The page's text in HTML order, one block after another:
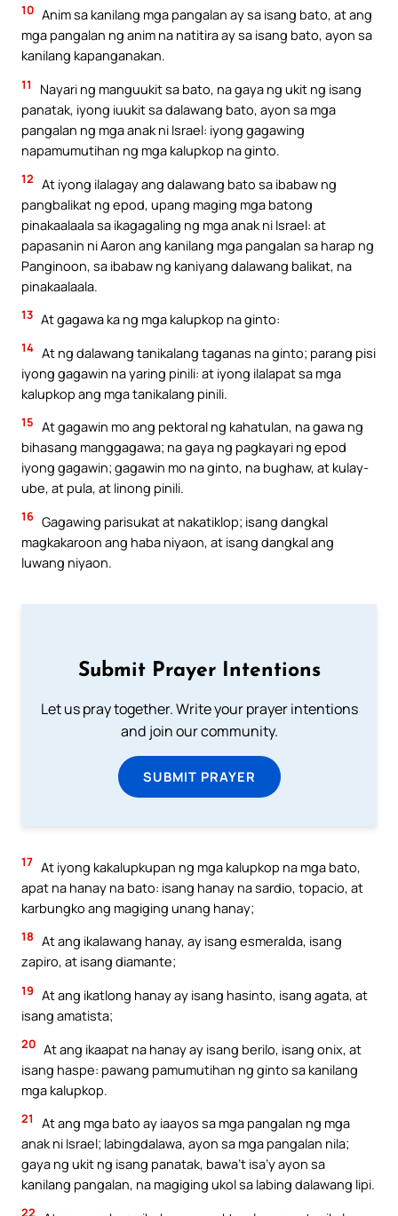
10 Anim sa kanilang mga pangalan ay sa isang bato, at ang
mga pangalan ng anim na natitira ay sa isang bato, ayon sa
kanilang kapanganakan.
11
Nayari ng manguukit sa bato, na gaya ng ukit ng isang
panatak, iyong iuukit sa dalawang bato, ayon sa mga
pangalan ng mga anak ni Israel: iyong gagawing
napamumutihan ng mga kalupkop na ginto.
12 At iyong ilalagay ang dalawang bato sa ibabaw ng
pangbalikat ng epod, upang maging mga batong
pinakaalaala sa ikagagaling ng mga anak ni Israel: at
papasanin ni Aaron ang kanilang mga pangalan sa harap ng
Panginoon, sa ibabaw ng kaniyang dalawang balikat, na
pinakaalaala.
13 At gagawa ka ng mga kalupkop na ginto:
14 At ng dalawang tanikalang taganas na ginto; parang pisi
iyong gagawin na yaring pinili: at iyong ilalapat sa mga
kalupkop ang mga tanikalang pinili.
15 At gagawin mo ang pektoral ng kahatulan, na gawa ng
bihasang manggagawa; na gaya ng pagkayari ng epod
iyong gagawin; gagawin mo na ginto, na bughaw, at kulay-
ube, at pula, at linong pinili.
16 Gagawing parisukat at nakatiklop; isang dangkal
magkakaroon ang haba niyaon, at isang dangkal ang
luwang niyaon.
Submit Prayer Intentions
Let us pray together. Write your prayer intentions
and join our community.
SUBMIT PRAYER
17 At iyong kakalupkupan ng mga kalupkop na mga bato,
apat na hanay na bato: isang hanay na sardio, topacio, at
karbungko ang magiging unang hanay;
18 At ang ikalawang hanay, ay isang esmeralda, isang
zapiro, at isang diamante;
19 At ang ikatlong hanay ay isang hasinto, isang agata, at
isang amatista;
20 At ang ikaapat na hanay ay isang berilo, isang onix, at
isang haspe: pawang pamumutihan ng ginto sa kanilang
mga kalupkop.
21
At ang mga bato ay iaayos sa mga pangalan ng mga
anak ni Israel; labingdalawa, ayon sa mga pangalan nila;
gaya ng ukit ng isang panatak, bawa’t isa’y ayon sa
kanilang pangalan, na magiging ukol sa labing dalawang lipi.
22